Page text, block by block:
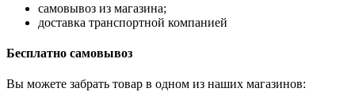
самовывоз из магазина;
доставка транспортной компанией
Бесплатно самовывоз
Вы можете забрать товар в одном из наших магазинов: